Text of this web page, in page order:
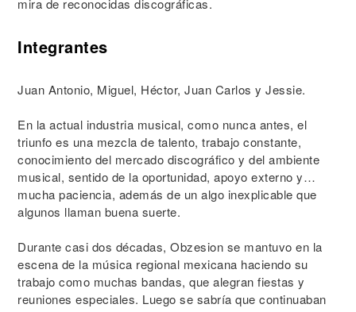
mira de reconocidas discográficas.
Integrantes
Juan Antonio, Miguel, Héctor, Juan Carlos y Jessie.
En la actual industria musical, como nunca antes, el
triunfo es una mezcla de talento, trabajo constante,
conocimiento del mercado discográfico y del ambiente
musical, sentido de la oportunidad, apoyo externo y…
mucha paciencia, además de un algo inexplicable que
algunos llaman buena suerte.
Durante casi dos décadas, Obzesion se mantuvo en la
escena de la música regional mexicana haciendo su
trabajo como muchas bandas, que alegran fiestas y
reuniones especiales. Luego se sabría que continuaban